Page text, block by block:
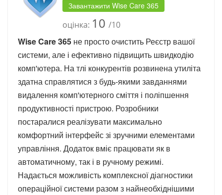
Завантажити Wise Care 365
оцінка: 10 /10
Wise Care 365 не просто очистить Реєстр вашої
системи, але і ефективно підвищить швидкодію
комп'ютера. На тлі конкурентів розвинена утиліта
здатна справлятися з будь-якими завданнями
видалення комп'ютерного сміття і поліпшення
продуктивності пристрою. Розробники
постаралися реалізувати максимально
комфортний інтерфейс зі зручними елементами
управління. Додаток вміє працювати як в
автоматичному, так і в ручному режимі.
Надається можливість комплексної діагностики
операційної системи разом з найнеобхіднішими